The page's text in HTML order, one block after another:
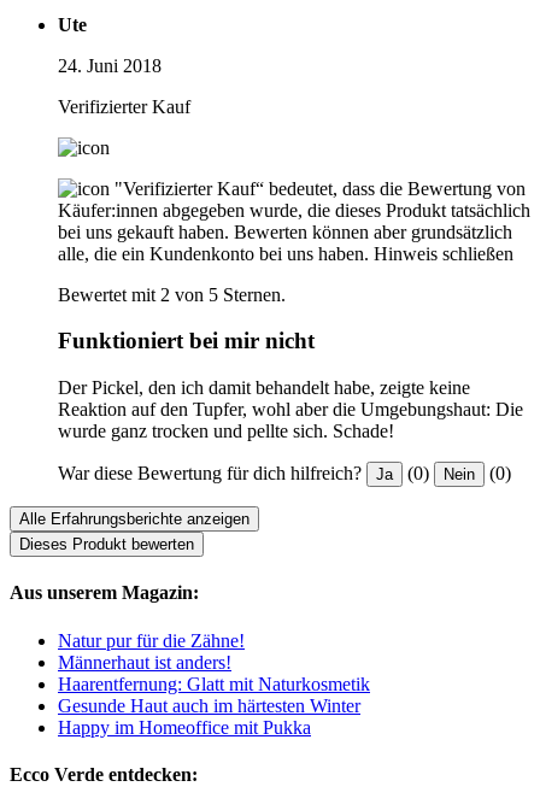
Ute
24. Juni 2018
Verifizierter Kauf
"Verifizierter Kauf“ bedeutet, dass die Bewertung von
Käufer:innen abgegeben wurde, die dieses Produkt tatsächlich
bei uns gekauft haben. Bewerten können aber grundsätzlich
alle, die ein Kundenkonto bei uns haben. Hinweis schließen
Bewertet mit 2 von 5 Sternen.
Funktioniert bei mir nicht
Der Pickel, den ich damit behandelt habe, zeigte keine
Reaktion auf den Tupfer, wohl aber die Umgebungshaut: Die
wurde ganz trocken und pellte sich. Schade!
War diese Bewertung für dich hilfreich? Ja (0) Nein (0)
Alle Erfahrungsberichte anzeigen
Dieses Produkt bewerten
Aus unserem Magazin:
Natur pur für die Zähne!
Männerhaut ist anders!
Haarentfernung: Glatt mit Naturkosmetik
Gesunde Haut auch im härtesten Winter
Happy im Homeoffice mit Pukka
Ecco Verde entdecken: